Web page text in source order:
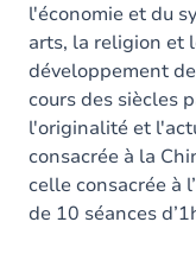
l'économie et du
arts, la religion et
développement
cours des siècles
l'originalité et
consacrée à la
celle consacrée à
de 10 séances